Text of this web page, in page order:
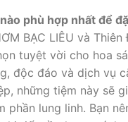
phù hợp nhất để
BẠC LIÊU và
tuyệt vời cho hoa
độc đáo và dịch vụ
những tiệm này sẽ
phần lung linh. Bạn